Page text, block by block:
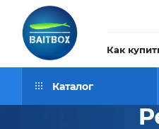
Как
Каталог